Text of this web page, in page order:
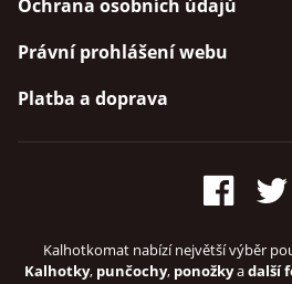
Ochrana osobních údajů
Právní prohlášení webu
Platba a doprava
Kalhotkomat nabízí největší výběr
Kalhotky, punčochy, ponožkyadalší